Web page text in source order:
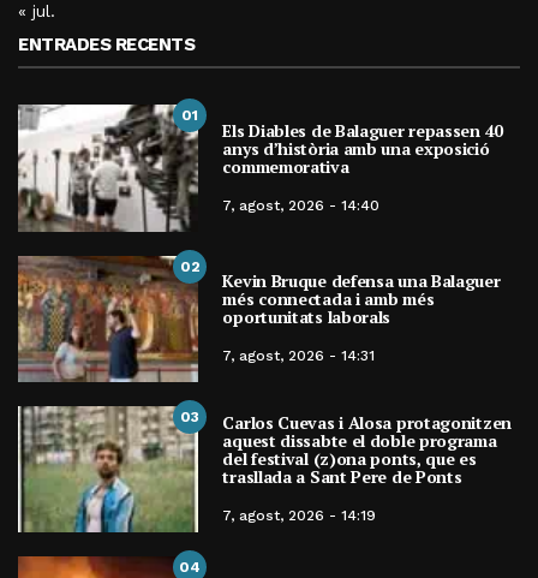
« jul.
ENTRADES RECENTS
01
Els Diables de Balaguer repassen 40
anys d’història amb una exposició
commemorativa
7, agost, 2026 - 14:40
02
Kevin Bruque defensa una Balaguer
més connectada i amb més
oportunitats laborals
7, agost, 2026 - 14:31
03 Carlos Cuevas i Alosa protagonitzen
aquest dissabte el doble programa
del festival (z)ona ponts, que es
trasllada a Sant Pere de Ponts
7, agost, 2026 - 14:19
04